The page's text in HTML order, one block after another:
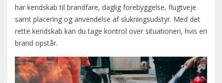
har kendskab til brandfare, daglig forebyggelse, flugtveje
samt placering og anvendelse af slukningsudstyr. Med det
rette kendskab kan du tage kontrol over situationen, hvis en
brand opstår.